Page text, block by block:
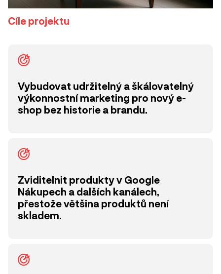
Cíle projektu
Vybudovat udržitelný a škálovatelný
výkonnostní marketing pro nový e-
shop bez historie a brandu.
Zviditelnit produkty v Google
Nákupech a dalších kanálech,
přestože většina produktů není
skladem.